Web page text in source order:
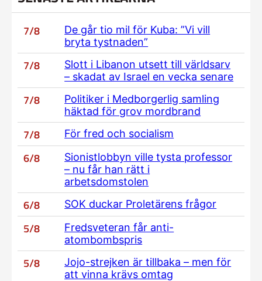
7/8
De går tio mil för Kuba: ”Vi vill
bryta tystnaden”
7/8
Slott i Libanon utsett till världsarv
– skadat av Israel en vecka senare
7/8
Politiker i Medborgerlig samling
häktad för grov mordbrand
7/8 För fred och socialism
6/8
Sionistlobbyn ville tysta professor
– nu får han rätt i
arbetsdomstolen
6/8 SOK duckar Proletärens frågor
5/8
Fredsveteran får anti-
atombombspris
5/8
Jojo-strejken är tillbaka – men för
att vinna krävs omtag